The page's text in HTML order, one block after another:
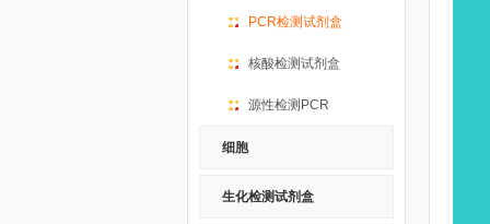
PCR检测试剂盒
核酸检测试剂盒
源性检测PCR
细胞
生化检测试剂盒